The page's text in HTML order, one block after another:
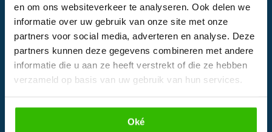
en om ons websiteverkeer te analyseren. Ook delen we
informatie over uw gebruik van onze site met onze
partners voor social media, adverteren en analyse. Deze
partners kunnen deze gegevens combineren met andere
informatie die u aan ze heeft verstrekt of die ze hebben
verzameld op basis van uw gebruik van hun services.
Oké
EVENTS
Kalender
Bedrijven
Impressie